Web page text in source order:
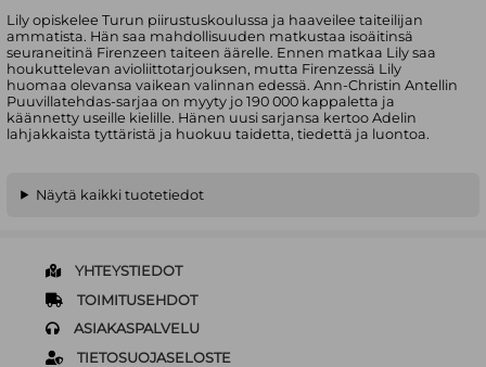
Lily opiskelee Turun piirustuskoulussa ja haaveilee taiteilijan
ammatista. Hän saa mahdollisuuden matkustaa isoäitinsä
seuraneitinä Firenzeen taiteen äärelle. Ennen matkaa Lily saa
houkuttelevan avioliittotarjouksen, mutta Firenzessä Lily
huomaa olevansa vaikean valinnan edessä. Ann-Christin Antellin
Puuvillatehdas-sarjaa on myyty jo 190 000 kappaletta ja
käännetty useille kielille. Hänen uusi sarjansa kertoo Adelin
lahjakkaista tyttäristä ja huokuu taidetta, tiedettä ja luontoa.
Näytä kaikki tuotetiedot
YHTEYSTIEDOT
TOIMITUSEHDOT
ASIAKASPALVELU
TIETOSUOJASELOSTE